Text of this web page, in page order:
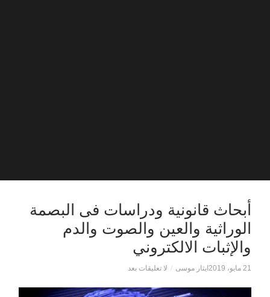
أبحاث قانونية ودراسات فى البصمة
الوراثية والعين والصوت والدم
والإثبات الالكتروني
21 مايو، 2019 ايثار موسى / لا تعليقات بعد